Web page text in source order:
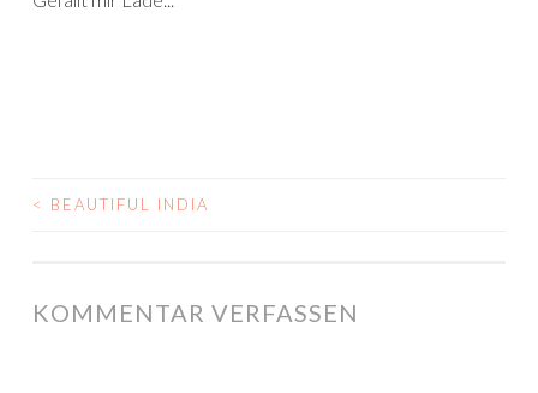
< BEAUTIFUL INDIA
KOMMENTAR VERFASSEN